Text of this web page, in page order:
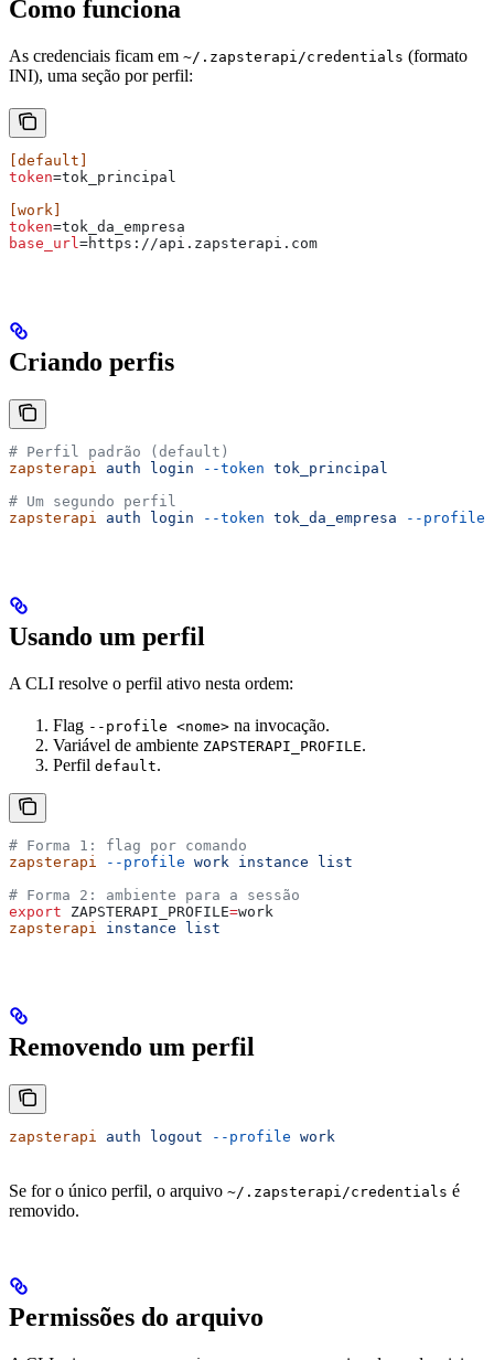
Como funciona
As credenciais ficam em ~/.zapsterapi/credentials (formato
INI), uma seção por perfil:
[default]
token=tok_principal
[work]
token=tok_da_empresa
base_url=https://api.zapsterapi.com
Criando perfis
# Perfil padrão (default)
zapsterapi auth login --token tok_principal
# Um segundo perfil
zapsterapi auth login --token tok_da_empresa --profile
Usando um perfil
A CLI resolve o perfil ativo nesta ordem:
Flag --profile <nome> na invocação.
Variável de ambiente ZAPSTERAPI_PROFILE.
Perfil default.
# Forma 1: flag por comando
zapsterapi --profile work instance list
# Forma 2: ambiente para a sessão
export ZAPSTERAPI_PROFILE=work
zapsterapi instance list
Removendo um perfil
zapsterapi auth logout --profile work
Se for o único perfil, o arquivo ~/.zapsterapi/credentials é
removido.
Permissões do arquivo